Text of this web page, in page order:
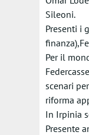
Sileoni.
Presenti i
Per il
scenari
riforma
In Irpinia
Presente